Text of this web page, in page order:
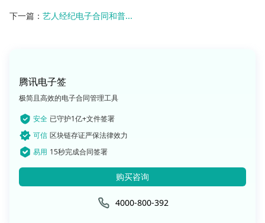
下一篇： 艺人经纪电子合同和普...
腾讯电子签
极简且高效的电子合同管理工具
安全 已守护1亿+文件签署
可信 区块链存证严保法律效力
易用 15秒完成合同签署
购买咨询
4000-800-392